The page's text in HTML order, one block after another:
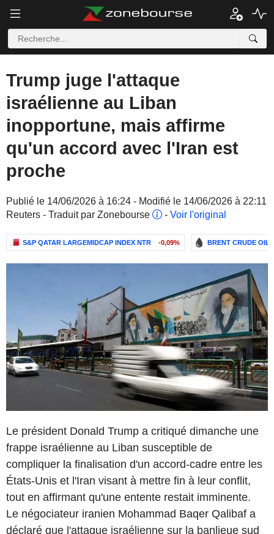
Trump juge l'attaque
israélienne au Liban
inopportune, mais affirme
qu'un accord avec l'Iran est
proche
Publié le 14/06/2026 à 16:24 - Modifié le 14/06/2026 à 22:11
Reuters - Traduit par Zonebourse
- Voir l'original
S&P QATAR LARGEMIDCAP INDEX NTR -0,09% BRENT CRUDE OIL
Le président Donald Trump a critiqué dimanche une
frappe israélienne au Liban susceptible de
compliquer la finalisation d'un accord-cadre entre les
États-Unis et l'Iran visant à mettre fin à leur conflit,
tout en affirmant qu'une entente restait imminente.
Le négociateur iranien Mohammad Baqer Qalibaf a
déclaré que l'attaque israélienne sur la banlieue sud